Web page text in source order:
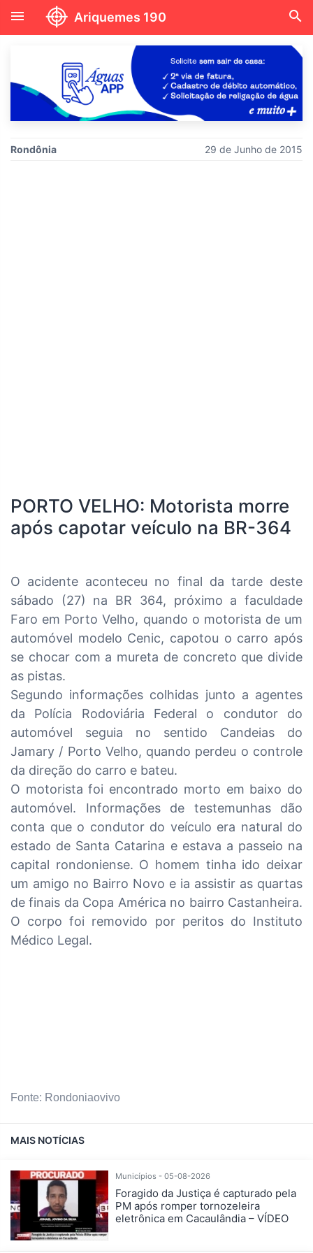
menu Ariquemes 190 search
Rondônia 29 de Junho de 2015
PORTO VELHO: Motorista morre
após capotar veículo na BR-364
O acidente aconteceu no final da tarde deste
sábado (27) na BR 364, próximo a faculdade
Faro em Porto Velho, quando o motorista de um
automóvel modelo Cenic, capotou o carro após
se chocar com a mureta de concreto que divide
as pistas.
Segundo informações colhidas junto a agentes
da Polícia Rodoviária Federal o condutor do
automóvel seguia no sentido Candeias do
Jamary / Porto Velho, quando perdeu o controle
da direção do carro e bateu.
O motorista foi encontrado morto em baixo do
automóvel. Informações de testemunhas dão
conta que o condutor do veículo era natural do
estado de Santa Catarina e estava a passeio na
capital rondoniense. O homem tinha ido deixar
um amigo no Bairro Novo e ia assistir as quartas
de finais da Copa América no bairro Castanheira.
O corpo foi removido por peritos do Instituto
Médico Legal.
Fonte: Rondoniaovivo
MAIS NOTÍCIAS
Municípios - 05-08-2026
Foragido da Justiça é capturado pela
PM após romper tornozeleira
eletrônica em Cacaulândia – VÍDEO